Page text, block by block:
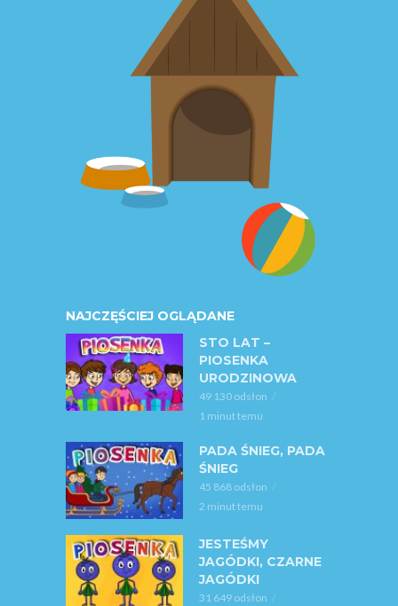
NAJCZĘŚCIEJ OGLĄDANE
STO LAT –
PIOSENKA
URODZINOWA
49 130 odsłon
1 minut temu
PADA ŚNIEG, PADA
ŚNIEG
45 868 odsłon
2 minut temu
JESTEŚMY
JAGÓDKI, CZARNE
JAGÓDKI
31 649 odsłon